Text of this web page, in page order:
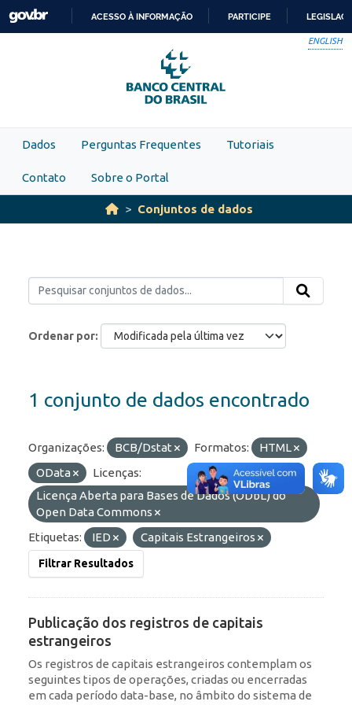
Skip to main content
PARA
O
CONTEÚDO
ACESSO À INFORMAÇÃO PARTICIPE
ENGLISH
Dados Perguntas Frequentes Tutoriais
Contato Sobre o Portal
Conjuntos de dados
Ordenar por
1 conjunto de dados encontrado
Organizações: BCB/Dstat Formatos:
HTML
OData
Licenças:
Licença Aberta para Bases de Dados (ODbL) do
Open Data Commons
Etiquetas:
IED Capitais Estrangeiros
Filtrar Resultados
Publicação dos registros de capitais
estrangeiros
Os registros de capitais estrangeiros contemplam os
seguintes tipos de operações, criadas ou encerradas
em cada período data-base, no âmbito do sistema de